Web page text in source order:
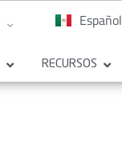
Español
English
RECURSOS